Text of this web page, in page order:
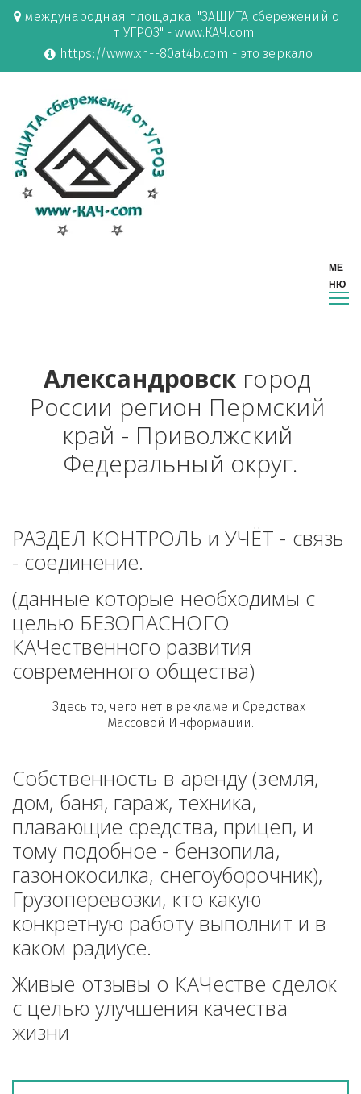
международная площадка: "ЗАЩИТА сбережений о
т УГРОЗ" - www.КАЧ.com
https://www.xn--80at4b.com - это зеркало
Александровск город
России регион Пермский
край - Приволжский
Федеральный округ.
РАЗДЕЛ КОНТРОЛЬ и УЧЁТ - связь
- соединение.
(данные которые необходимы с
целью БЕЗОПАСНОГО
КАЧественного развития
современного общества)
Здесь то, чего нет в рекламе и Средствах
Массовой Информации.
Собственность в аренду (земля,
дом, баня, гараж, техника,
плавающие средства, прицеп, и
тому подобное - бензопила,
газонокосилка, снегоуборочник),
Грузоперевозки, кто какую
конкретную работу выполнит и в
каком радиусе.
Живые отзывы о КАЧестве сделок
с целью улучшения качества
жизни